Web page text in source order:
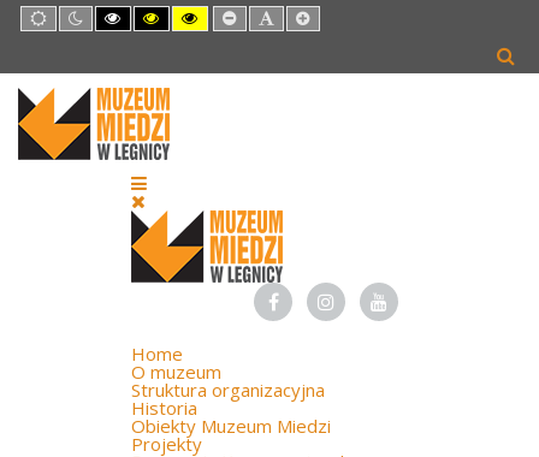
Default
mode
Night
mode
High
Contrast
mode
High
Contrast
mode
High
Contrast
mode
Set
Smaller
Set
Default
Set
Larger
Home
O muzeum
Struktura organizacyjna
Historia
Obiekty Muzeum Miedzi
Projekty